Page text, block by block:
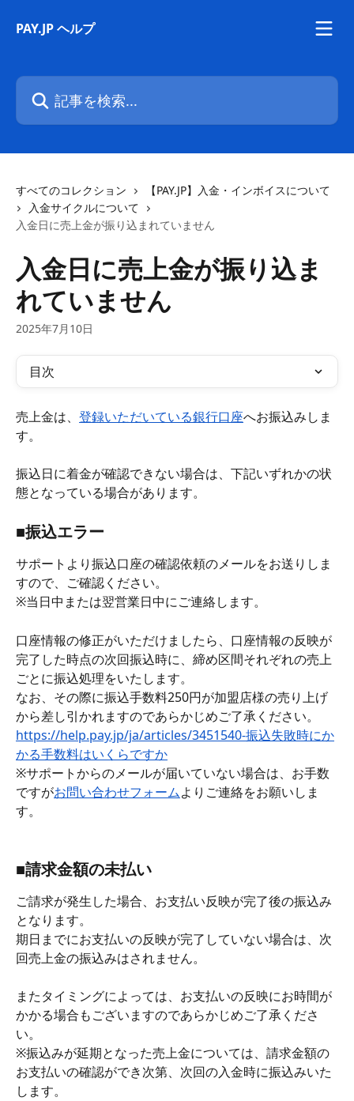
PAY.JP ヘルプ
記事を検索...
すべてのコレクション
【PAY.JP】入金・インボイスについて
入金サイクルについて
入金日に売上金が振り込まれていません
入金日に売上金が振り込ま
れていません
2025年7月10日
目次
売上金は、 登録いただいている銀行口座へお振込みしま
す。
振込日に着金が確認できない場合は、下記いずれかの状
態となっている場合があります。
■振込エラー
サポートより振込口座の確認依頼のメールをお送りしま
すので、ご確認ください。
※当日中または翌営業日中にご連絡します。
口座情報の修正がいただけましたら、口座情報の反映が
完了した時点の次回振込時に、締め区間それぞれの売上
ごとに振込処理をいたします。
なお、その際に振込手数料250円が加盟店様の売り上げ
から差し引かれますのであらかじめご了承ください。
https://help.pay.jp/ja/articles/3451540-振込失敗時にか
かる手数料はいくらですか
※サポートからのメールが届いていない場合は、お手数
ですがお問い合わせフォームよりご連絡をお願いしま
す。
■請求金額の未払い
ご請求が発生した場合、お支払い反映が完了後の振込み
となります。
期日までにお支払いの反映が完了していない場合は、次
回売上金の振込みはされません。
またタイミングによっては、お支払いの反映にお時間が
かかる場合もございますのであらかじめご了承くださ
い。
※振込みが延期となった売上金については、請求金額の
お支払いの確認ができ次第、次回の入金時に振込みいた
します。